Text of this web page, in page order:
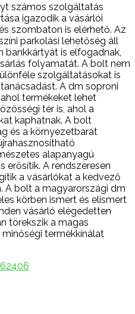
számos szolgáltatás
igazodik a vásárlói
szombaton is elérhető. Az
parkolási lehetőség áll
bankkártyát is elfogadnak,
folyamatát. A bolt nem
szolgáltatásokat is
A dm soproni
termékeket lehet
tér is, ahol a
kaphatnak. A bolt
és a környezetbarát
alapanyagú
erősítik. A rendszeresen
a vásárlókat a kedvező
A bolt a magyarországi dm
körben ismert és elismert
vásárló elégedetten
törekszik a magas
termékkínálat